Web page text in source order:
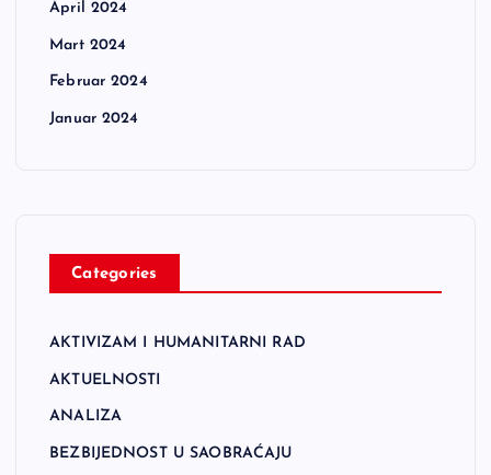
April 2024
Mart 2024
Februar 2024
Januar 2024
Categories
AKTIVIZAM I HUMANITARNI RAD
AKTUELNOSTI
ANALIZA
BEZBIJEDNOST U SAOBRAĆAJU